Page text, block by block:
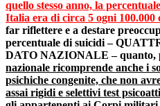
quello stesso anno, la
Italia era di circa 5 ogni 100.000
far riflettere e a destare
percentuale di suicidi –
DATO NAZIONALE – quanto,
nazionale ricomprende anche i
psichiche congenite, che non
assai rigidi e selettivi test